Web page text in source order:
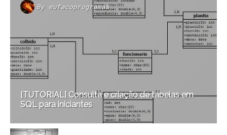
By eufacoprogramas
[TUTORIAL] Consulta e criação de tabelas em
SQL para iniciantes